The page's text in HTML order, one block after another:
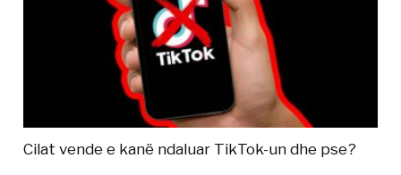
Cilat vende e kanë ndaluar TikTok-un dhe pse?